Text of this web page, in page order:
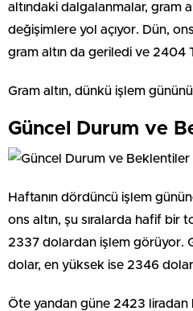
altındaki dalgalanmalar, gram
değişimlere yol açıyor. Dün,
gram altın da geriledi ve 2404
Gram altın, dünkü işlem
Güncel Durum ve
Haftanın dördüncü işlem
ons altın, şu sıralarda hafif bir
2337 dolardan işlem görüyor.
dolar, en yüksek ise 2346
Öte yandan güne 2423 liradan